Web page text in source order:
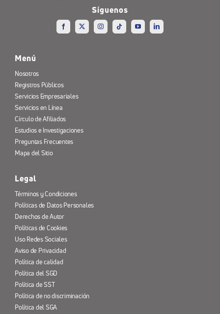
Síguenos
Menú
Nosotros
Registros Públicos
Servicios Empresariales
Servicios en Línea
Círculo de Afiliados
Estudios e Investigaciones
Preguntas Frecuentes
Mapa del Sitio
Legal
Términos y Condiciones
Políticas de Datos Personales
Derechos de Autor
Políticas de Cookies
Uso Redes Sociales
Aviso de Privacidad
Política de calidad
Política del SGD
Política de SST
Política de no discriminación
Política del SGA